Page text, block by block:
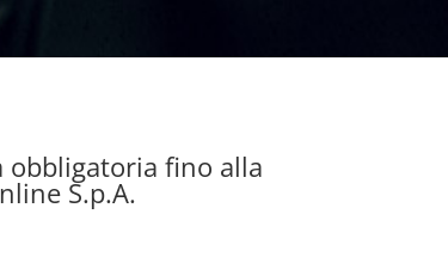
obbligatoria fino alla
S.p.A.